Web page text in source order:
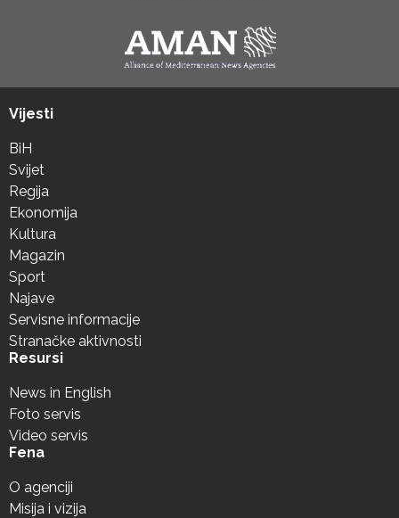
Vijesti
BiH
Svijet
Regija
Ekonomija
Kultura
Magazin
Sport
Najave
Servisne informacije
Stranačke aktivnosti
Resursi
News in English
Foto servis
Video servis
Fena
O agenciji
Misija i vizija